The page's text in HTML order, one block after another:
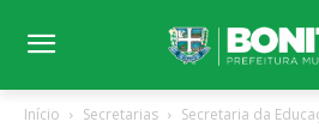
Início Secretarias Secretaria da